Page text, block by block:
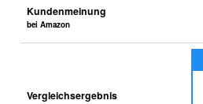
Kundenmeinung
bei Amazon
Vergleichsergebnis